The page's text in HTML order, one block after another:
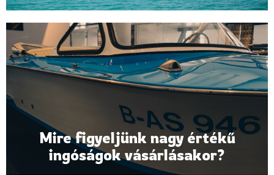
Mire figyeljünk nagy értékű
ingóságok vásárlásakor?